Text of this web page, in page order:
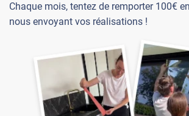
Chaque mois, tentez de remporter 100€
nous envoyant vos réalisations !